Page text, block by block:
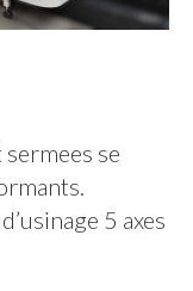
se
5 axes